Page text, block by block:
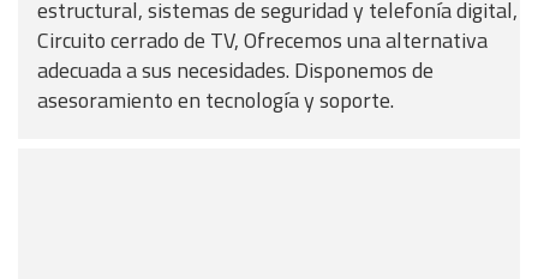
estructural, sistemas de seguridad y telefonía digital,
Circuito cerrado de TV, Ofrecemos una alternativa
adecuada a sus necesidades. Disponemos de
asesoramiento en tecnología y soporte.